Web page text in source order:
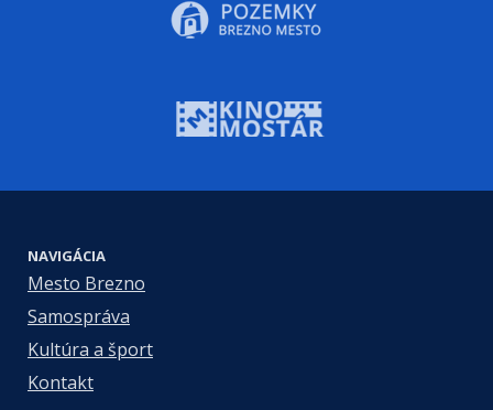
NAVIGÁCIA
Mesto Brezno
Samospráva
Kultúra a šport
Kontakt